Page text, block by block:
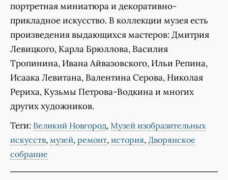
портретная миниатюра и декоративно-
прикладное искусство. В коллекции музея есть
произведения выдающихся мастеров: Дмитрия
Левицкого, Карла Брюллова, Василия
Тропинина, Ивана Айвазовского, Ильи Репина,
Исаака Левитана, Валентина Серова, Николая
Рериха, Кузьмы Петрова-Водкина и многих
других художников.
Теги: Великий Новгород, Музей изобразительных
искусств, музей, ремонт, история, Дворянское
собрание